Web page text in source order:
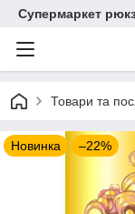
Супермаркет
Товари та
Новинка –22%